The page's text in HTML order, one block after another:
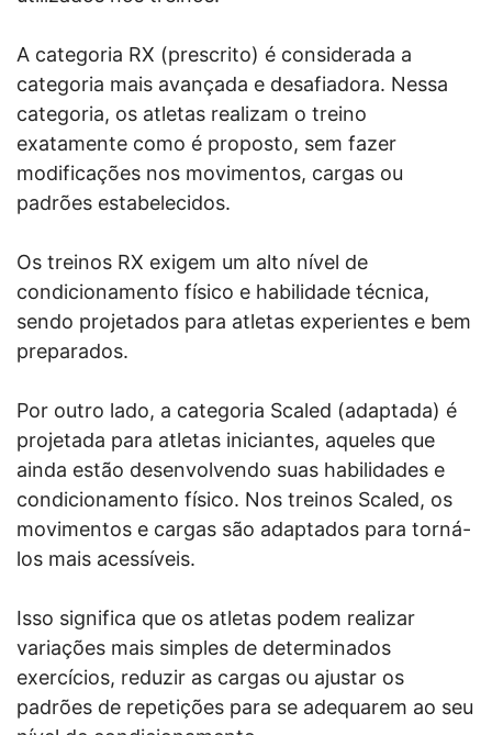
A categoria RX (prescrito) é considerada a
categoria mais avançada e desafiadora. Nessa
categoria, os atletas realizam o treino
exatamente como é proposto, sem fazer
modificações nos movimentos, cargas ou
padrões estabelecidos.
Os treinos RX exigem um alto nível de
condicionamento físico e habilidade técnica,
sendo projetados para atletas experientes e bem
preparados.
Por outro lado, a categoria Scaled (adaptada) é
projetada para atletas iniciantes, aqueles que
ainda estão desenvolvendo suas habilidades e
condicionamento físico. Nos treinos Scaled, os
movimentos e cargas são adaptados para torná-
los mais acessíveis.
Isso significa que os atletas podem realizar
variações mais simples de determinados
exercícios, reduzir as cargas ou ajustar os
padrões de repetições para se adequarem ao seu